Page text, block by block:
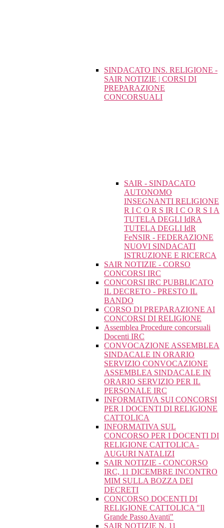
SINDACATO INS. RELIGIONE -
SAIR NOTIZIE | CORSI DI
PREPARAZIONE
CONCORSUALI
SAIR - SINDACATO
AUTONOMO
INSEGNANTI RELIGIONE
R I C O R S IR I C O R S I A
TUTELA DEGLI IdRA
TUTELA DEGLI IdR
FeNSIR - FEDERAZIONE
NUOVI SINDACATI
ISTRUZIONE E RICERCA
SAIR NOTIZIE - CORSO
CONCORSI IRC
CONCORSI IRC PUBBLICATO
IL DECRETO - PRESTO IL
BANDO
CORSO DI PREPARAZIONE AI
CONCORSI DI RELIGIONE
Assemblea Procedure concorsuali
Docenti IRC
CONVOCAZIONE ASSEMBLEA
SINDACALE IN ORARIO
SERVIZIO CONVOCAZIONE
ASSEMBLEA SINDACALE IN
ORARIO SERVIZIO PER IL
PERSONALE IRC
INFORMATIVA SUI CONCORSI
PER I DOCENTI DI RELIGIONE
CATTOLICA
INFORMATIVA SUL
CONCORSO PER I DOCENTI DI
RELIGIONE CATTOLICA -
AUGURI NATALIZI
SAIR NOTIZIE - CONCORSO
IRC, 11 DICEMBRE INCONTRO
MIM SULLA BOZZA DEI
DECRETI
CONCORSO DOCENTI DI
RELIGIONE CATTOLICA "Il
Grande Passo Avanti"
SAIR NOTIZIE N. 11